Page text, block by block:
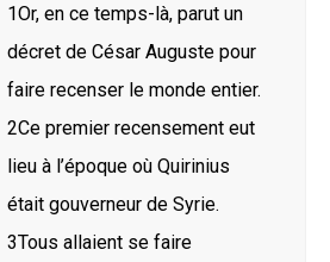
1Or, en ce temps-là, parut un
décret de César Auguste pour
faire recenser le monde entier.
2Ce premier recensement eut
lieu à l’époque où Quirinius
était gouverneur de Syrie.
3Tous allaient se faire